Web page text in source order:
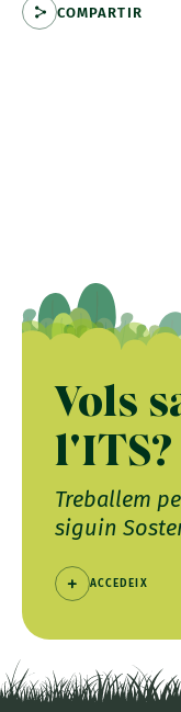
COMPARTIR
Vols
l'ITS?
Treballem
siguin
ACCEDEIX